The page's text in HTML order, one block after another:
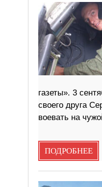
газеты». 3
своего друга
воевать на
ПОДРОБНЕЕ